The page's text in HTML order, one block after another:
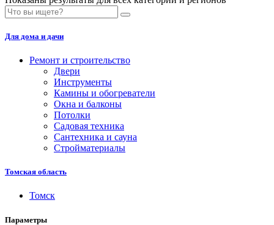
Для дома и дачи
Ремонт и строительство
Двери
Инструменты
Камины и обогреватели
Окна и балконы
Потолки
Садовая техника
Сантехника и сауна
Стройматериалы
Томская область
Томск
Параметры